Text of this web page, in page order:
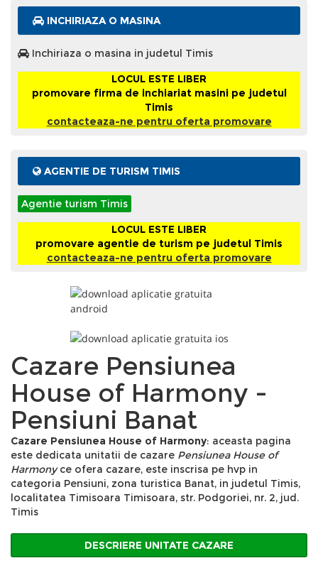
INCHIRIAZA O MASINA
Inchiriaza o masina in judetul Timis
LOCUL ESTE LIBER
promovare firma de inchiariat masini pe judetul
Timis
contacteaza-ne pentru oferta promovare
AGENTIE DE TURISM TIMIS
Agentie turism Timis
LOCUL ESTE LIBER
promovare agentie de turism pe judetul Timis
contacteaza-ne pentru oferta promovare
Cazare Pensiunea
House of Harmony -
Pensiuni Banat
Cazare Pensiunea House of Harmony: aceasta pagina
este dedicata unitatii de cazare Pensiunea House of
Harmonyce ofera cazare, este inscrisa pe hvp in
categoria Pensiuni, zona turistica Banat, in judetul Timis,
localitatea Timisoara Timisoara, str. Podgoriei, nr. 2, jud.
Timis
DESCRIERE UNITATE CAZARE